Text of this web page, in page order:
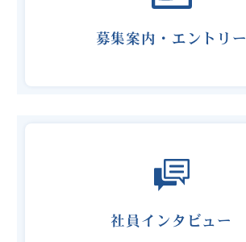
募集案内・エントリー
社員インタビュー